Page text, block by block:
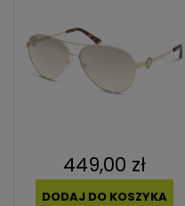
449,00 zł
DODAJ DO KOSZYKA